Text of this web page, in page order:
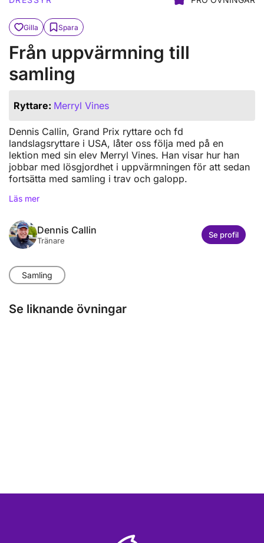
Gilla Spara
Från uppvärmning till
samling
Dennis Callin, Grand Prix ryttare och fd
landslagsryttare i USA, låter oss följa med på en
lektion med sin elev Merryl Vines. Han visar hur han
jobbar med lösgjordhet i uppvärmningen för att sedan
fortsätta med samling i trav och galopp.
Läs mer
Dennis Callin
Tränare
Se profil
Samling
Ryttare: Merryl Vines
Se liknande övningar